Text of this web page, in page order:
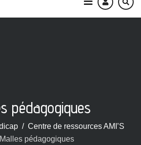
pédagogiques
Centre de ressources AMI’S
Malles pédagogiques